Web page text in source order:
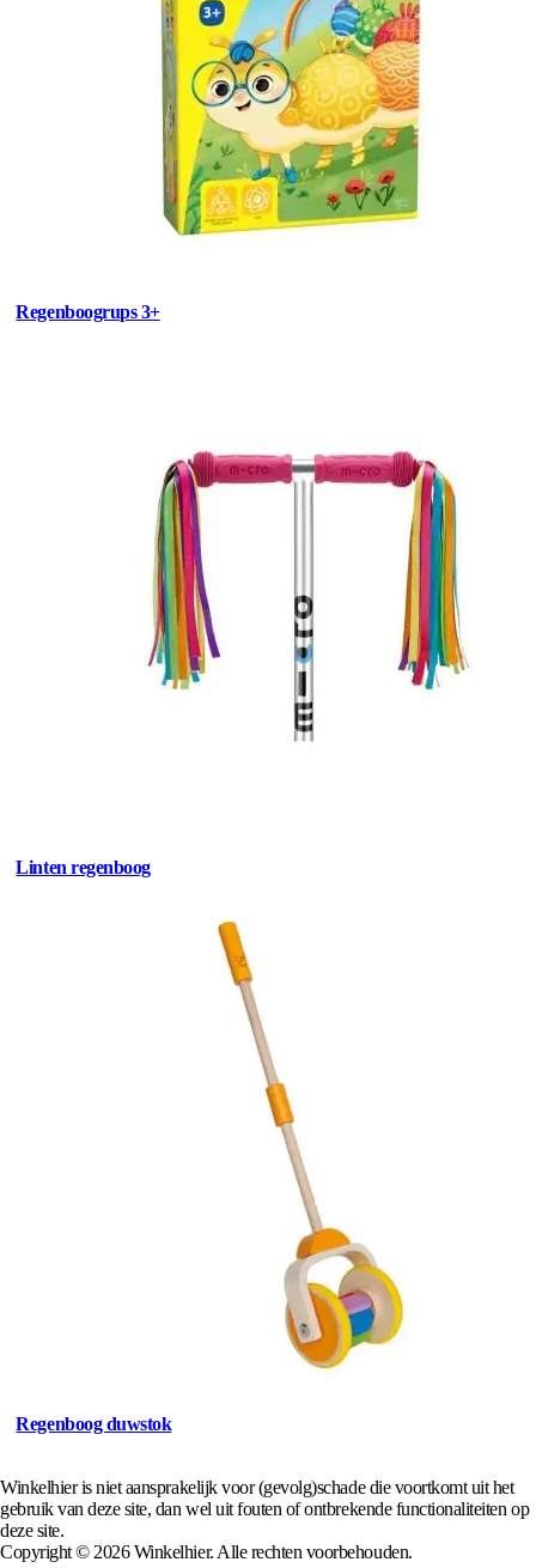
Regenboogrups 3+
Linten regenboog
Regenboog duwstok
Winkelhier is niet aansprakelijk voor (gevolg)schade die voortkomt uit het
gebruik van deze site, dan wel uit fouten of ontbrekende functionaliteiten op
deze site.
Copyright © 2026 Winkelhier. Alle rechten voorbehouden.